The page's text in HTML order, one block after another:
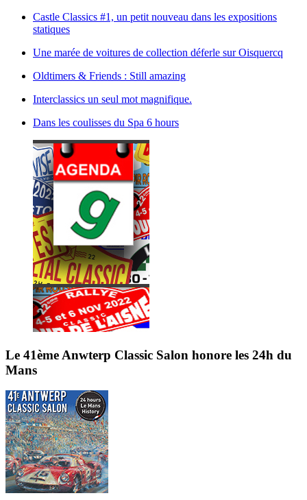
Castle Classics #1, un petit nouveau dans les expositions
statiques
Une marée de voitures de collection déferle sur Oisquercq
Oldtimers & Friends : Still amazing
Interclassics un seul mot magnifique.
Dans les coulisses du Spa 6 hours
Le 41ème Anwterp Classic Salon honore les 24h du
Mans